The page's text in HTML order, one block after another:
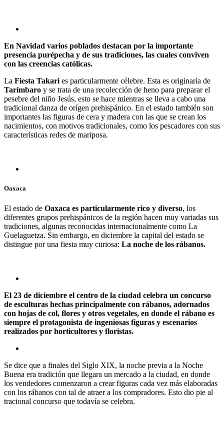
En Navidad varios poblados destacan por la importante
presencia purépecha y de sus tradiciones, las cuales conviven
con las creencias católicas.
La Fiesta Takari es particularmente célebre. Esta es originaria de
Tarímbaro y se trata de una recolección de heno para preparar el
pesebre del niño Jesús, esto se hace mientras se lleva a cabo una
tradicional danza de orígen prehispánico. En el estado también son
importantes las figuras de cera y madera con las que se crean los
nacimientos, con motivos tradicionales, como los pescadores con sus
características redes de mariposa.
Oaxaca
El estado de Oaxaca es particularmente rico y diverso, los
diferentes grupos prehispánicos de la región hacen muy variadas sus
tradiciones, algunas reconocidas internacionalmente como La
Guelaguetza. Sin embargo, en diciembre la capital del estado se
distingue por una fiesta muy curiosa: La noche de los rábanos.
El 23 de diciembre el centro de la ciudad celebra un concurso
de esculturas hechas principalmente con rábanos, adornados
con hojas de col, flores y otros vegetales, en donde el rábano es
siempre el protagonista de ingeniosas figuras y escenarios
realizados por horticultores y floristas.
Se dice que a finales del Siglo XIX, la noche previa a la Noche
Buena era tradición que llegara un mercado a la ciudad, en donde
los vendedores comenzaron a crear figuras cada vez más elaboradas
con los rábanos con tal de atraer a los compradores. Esto dio pie al
tracional concurso que todavía se celebra.